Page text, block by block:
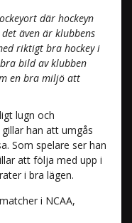
där hockeyn
även är klubbens
riktigt bra hockey i
bild av klubben
en bra miljö att
lugn och
han att umgås
Som spelare ser han
att följa med upp i
i bra lägen.
i NCAA,